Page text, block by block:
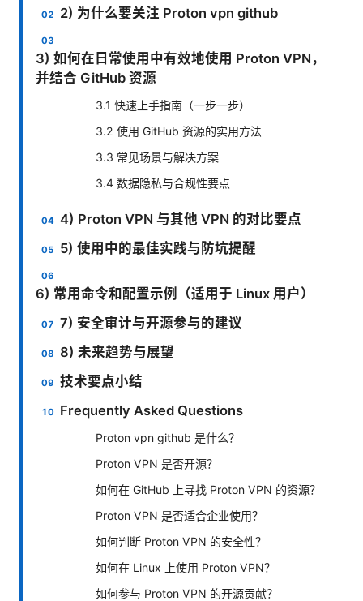
2) 为什么要关注 Proton vpn github
3) 如何在日常使用中有效地使用 Proton VPN，
并结合 GitHub 资源
3.1 快速上手指南（一步一步）
3.2 使用 GitHub 资源的实用方法
3.3 常见场景与解决方案
3.4 数据隐私与合规性要点
4) Proton VPN 与其他 VPN 的对比要点
5) 使用中的最佳实践与防坑提醒
6) 常用命令和配置示例（适用于 Linux 用户）
7) 安全审计与开源参与的建议
8) 未来趋势与展望
技术要点小结
Frequently Asked Questions
Proton vpn github 是什么？
Proton VPN 是否开源？
如何在 GitHub 上寻找 Proton VPN 的资源？
Proton VPN 是否适合企业使用？
如何判断 Proton VPN 的安全性？
如何在 Linux 上使用 Proton VPN？
如何参与 Proton VPN 的开源贡献？